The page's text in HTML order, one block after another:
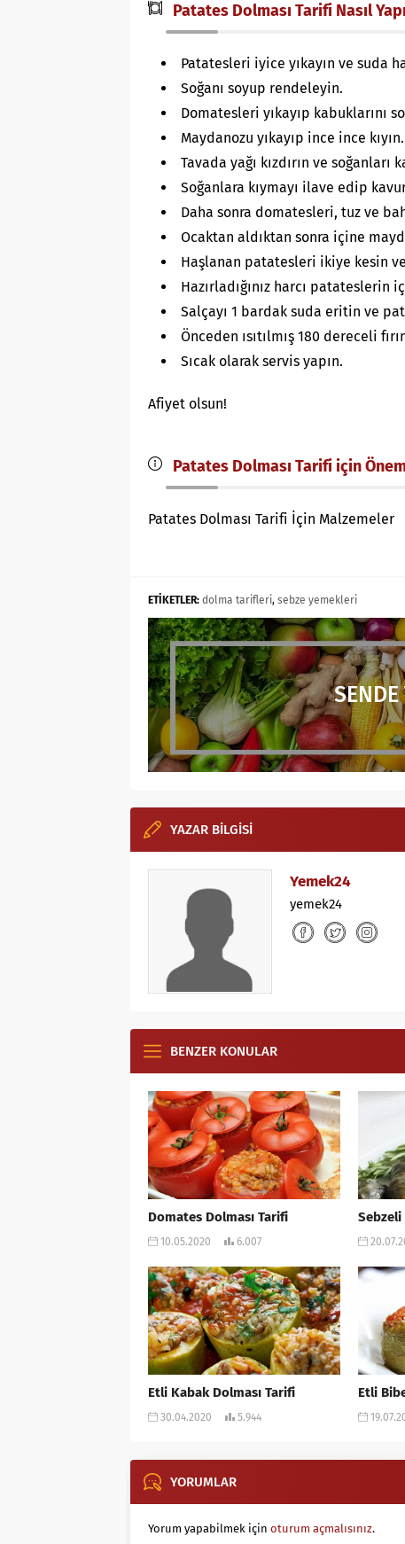
Patates Dolması Tarifi Nasıl
Patatesleri iyice yıkayın ve suda
Soğanı soyup rendeleyin.
Domatesleri yıkayıp kabuklarını
Maydanozu yıkayıp ince ince kıyın.
Tavada yağı kızdırın ve soğanları
Soğanlara kıymayı ilave edip
Daha sonra domatesleri, tuz ve
Ocaktan aldıktan sonra içine
Haşlanan patatesleri ikiye kesin
Hazırladığınız harcı patateslerin
Salçayı 1 bardak suda eritin ve
Önceden ısıtılmış 180 dereceli
Sıcak olarak servis yapın.
Afiyet olsun!
Patates Dolması Tarifi için
Patates Dolması Tarifi İçin Malzemeler
ETİKETLER: dolma tarifleri, sebze yemekleri
YAZAR BİLGİSİ
Yemek24
yemek24
BENZER KONULAR
Domates Dolması Tarifi
10.05.2020 6.007
Sebzeli
Etli Kabak Dolması Tarifi
30.04.2020 5.944
Etli
YORUMLAR
Yorum yapabilmek için oturum açmalısınız.